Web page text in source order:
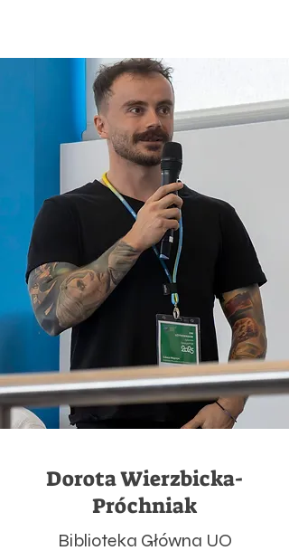
Dorota Wierzbicka-
Próchniak
Biblioteka Główna UO